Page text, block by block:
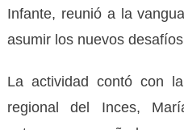
Infante, reunió a la
asumir los nuevos
La actividad contó con
regional del Inces,